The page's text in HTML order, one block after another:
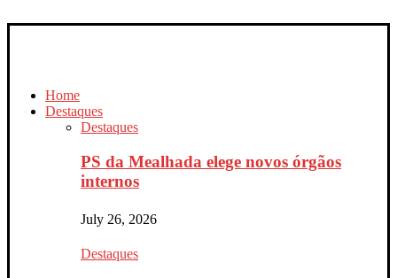
Home
Destaques
Destaques
PS da Mealhada elege novos órgãos
internos
July 26, 2026
Destaques